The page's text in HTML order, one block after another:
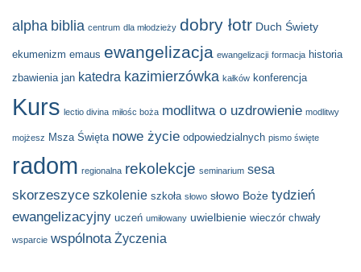
alpha biblia centrum dla młodzieży dobry łotr Duch Świety
ekumenizm emaus ewangelizacja ewangelizacji formacja historia
zbawienia jan katedra kazimierzówka kałków konferencja
Kurs lectio divina miłośc boża modlitwa o uzdrowienie modlitwy
mojżesz Msza Święta nowe życie odpowiedzialnych pismo święte
radom regionalna rekolekcje seminarium sesa
skorzeszyce szkolenie szkoła słowo słowo Boże tydzień
ewangelizacyjny uczeń umiłowany uwielbienie wieczór chwały
wsparcie wspólnota Życzenia